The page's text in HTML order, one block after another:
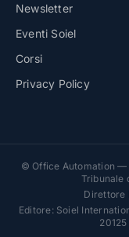
Newsletter
Eventi Soiel
Corsi
Privacy Policy
© Office Automation —
Tribunale
Direttore
Editore: Soiel